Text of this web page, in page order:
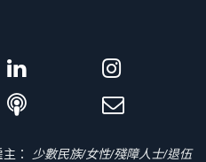
：
少數民族/女性/殘障人士/退伍